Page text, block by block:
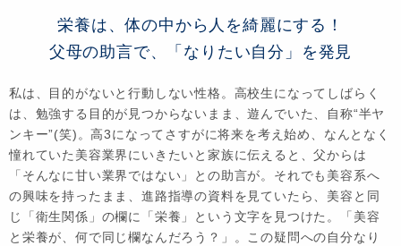
栄養は、体の中から人を綺麗にする！
父母の助言で、「なりたい自分」を発見
私は、目的がないと行動しない性格。高校生になってしばらく
は、勉強する目的が見つからないまま、遊んでいた、自称“半ヤ
ンキー”(笑)。高3になってさすがに将来を考え始め、なんとなく
憧れていた美容業界にいきたいと家族に伝えると、父からは
「そんなに甘い業界ではない」との助言が。それでも美容系へ
の興味を持ったまま、進路指導の資料を見ていたら、美容と同
じ「衛生関係」の欄に「栄養」という文字を見つけた。「美容
と栄養が、何で同じ欄なんだろう？」。この疑問への自分なり